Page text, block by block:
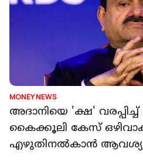
MONEY NEWS
അദാനിയെ 'ക്ഷ'
കൈക്കൂലി കേസ്
എഴുതിനൽകാൻ